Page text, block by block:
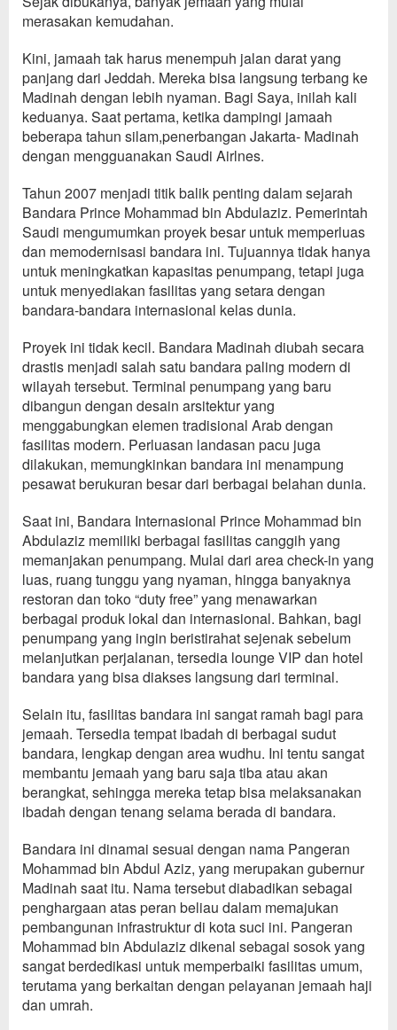
merasakan kemudahan.
Kini, jamaah tak harus menempuh jalan darat yang
panjang dari Jeddah. Mereka bisa langsung terbang ke
Madinah dengan lebih nyaman. Bagi Saya, inilah kali
keduanya. Saat pertama, ketika dampingi jamaah
beberapa tahun silam,penerbangan Jakarta- Madinah
dengan mengguanakan Saudi Airlnes.
Tahun 2007 menjadi titik balik penting dalam sejarah
Bandara Prince Mohammad bin Abdulaziz. Pemerintah
Saudi mengumumkan proyek besar untuk memperluas
dan memodernisasi bandara ini. Tujuannya tidak hanya
untuk meningkatkan kapasitas penumpang, tetapi juga
untuk menyediakan fasilitas yang setara dengan
bandara-bandara internasional kelas dunia.
Proyek ini tidak kecil. Bandara Madinah diubah secara
drastis menjadi salah satu bandara paling modern di
wilayah tersebut. Terminal penumpang yang baru
dibangun dengan desain arsitektur yang
menggabungkan elemen tradisional Arab dengan
fasilitas modern. Perluasan landasan pacu juga
dilakukan, memungkinkan bandara ini menampung
pesawat berukuran besar dari berbagai belahan dunia.
Saat ini, Bandara Internasional Prince Mohammad bin
Abdulaziz memiliki berbagai fasilitas canggih yang
memanjakan penumpang. Mulai dari area check-in yang
luas, ruang tunggu yang nyaman, hingga banyaknya
restoran dan toko“dutyfree”yang menawarkan
berbagai produk lokal dan internasional. Bahkan, bagi
penumpang yang ingin beristirahat sejenak sebelum
melanjutkan perjalanan, tersedia lounge VIP dan hotel
bandara yang bisa diakses langsung dari terminal.
Selain itu, fasilitas bandara ini sangat ramah bagi para
jemaah. Tersedia tempat ibadah di berbagai sudut
bandara, lengkap dengan area wudhu. Ini tentu sangat
membantu jemaah yang baru saja tiba atau akan
berangkat, sehingga mereka tetap bisa melaksanakan
ibadah dengan tenang selama berada di bandara.
Bandara ini dinamai sesuai dengan nama Pangeran
Mohammad bin Abdul Aziz, yang merupakan gubernur
Madinah saat itu. Nama tersebut diabadikan sebagai
penghargaan atas peran beliau dalam memajukan
pembangunan infrastruktur di kota suci ini. Pangeran
Mohammad bin Abdulaziz dikenal sebagai sosok yang
sangat berdedikasi untuk memperbaiki fasilitas umum,
terutama yang berkaitan dengan pelayanan jemaah haji
dan umrah.